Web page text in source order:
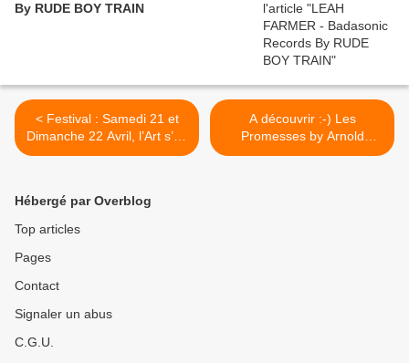
By RUDE BOY TRAIN
< Festival : Samedi 21 et
Dimanche 22 Avril, l’Art s’en
Sort organise la rencontre
A découvrir :-) Les
Promesses by Arnold
Rapido >
Hébergé par Overblog
Top articles
Pages
Contact
Signaler un abus
C.G.U.